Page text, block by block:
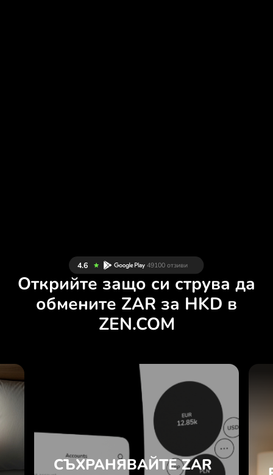
Открийте защо си струва да
обмените ZAR за HKD в
ZEN.COM
СЪХРАНЯВАЙТЕ ZAR
СЪХРАНЯВАЙТЕ ZAR
И HKD В
МУЛТИВАЛУТНА
СМЕТКА В ZEN.COM.